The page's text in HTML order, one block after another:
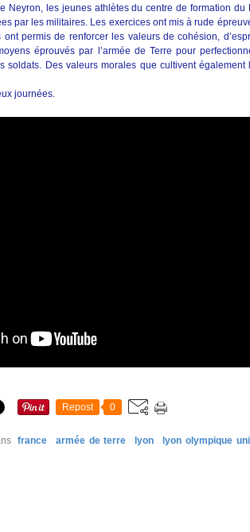
Neyron, les jeunes athlètes du centre de formation du
par les militaires. Les exercices ont mis à rude
ont permis de renforcer les valeurs de cohésion,
éprouvés par l’armée de Terre pour
soldats. Des valeurs morales que cultivent également
journées.
Repost 0
france armée de terre lyon lyon olympique